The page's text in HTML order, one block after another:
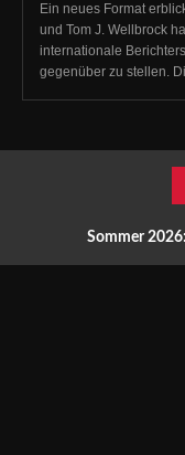
Ein neues Format
und Tom J. Wellbrock
internationale
gegenüber zu stellen.
Sommer